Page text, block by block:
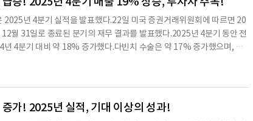
년 4분기 실적을 발표했다.22일 미국 증권거래위원회에 따르면 20
월 31일로 종료된 분기의 재무 결과를 발표했다.2025년 4분기 동안 전
4분기 대비 약 18% 증가했다.다빈치 수술은 약 17% 증가했으며, 이
303대의 다빈치 5 시스템이 포함되어 있으며, 이는 2024년 4분기 17
스템을 배치했으며, 이는 2024년 4분기 69대에 비해 감소한 수치다.20
수는 11,106대에 이르며, 이는 2024년 12월 31일 기준 9,902대에 비
에 이르며, 이는 2024년 12월 31일 기준 805대에 비해 24% 증가한 수
가! 2025년 실적, 기대 이상의 성과!